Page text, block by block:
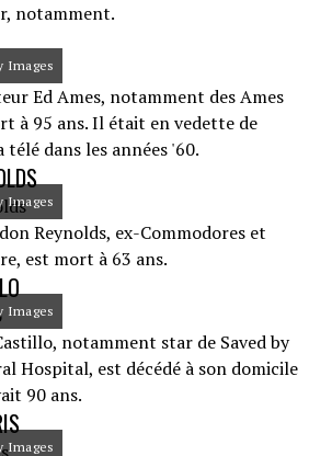
notamment.
Images
Ed Ames, notamment des Ames
à 95 ans. Il était en vedette de
télé dans les années '60.
Images
Reynolds, ex-Commodores et
est mort à 63 ans.
Images
notamment star de Saved by
Hospital, est décédé à son domicile
90 ans.
Images